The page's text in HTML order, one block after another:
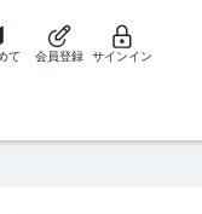
て 会員登録 サインイン